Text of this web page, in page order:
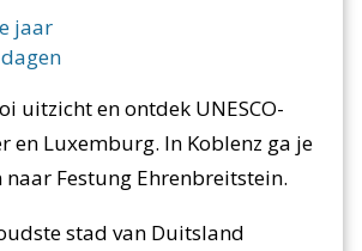
jaar
dagen
uitzicht en ontdek UNESCO-
en Luxemburg. In Koblenz ga je
Festung Ehrenbreitstein.
stad van Duitsland